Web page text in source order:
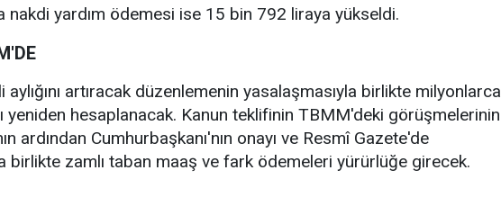
nakdi yardım ödemesi ise 15 bin 792 liraya yükseldi.
aylığını artıracak düzenlemenin yasalaşmasıyla birlikte milyonlarca
yeniden hesaplanacak. Kanun teklifinin TBMM'deki görüşmelerinin
ardından Cumhurbaşkanı'nın onayı ve Resmî Gazete'de
birlikte zamlı taban maaş ve fark ödemeleri yürürlüğe girecek.